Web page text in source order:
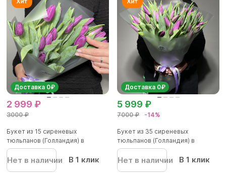
Доставка 0₽
3000 ₽
2 999 ₽
Букет из 15 сиреневых
тюльпанов (Голландия) в
корейской...
Нет в наличии В 1 клик
Доставка 0₽
7000 ₽ -14%
5 999 ₽
Букет из 35 сиреневых
тюльпанов (Голландия) в
корейской...
Нет в наличии В 1 клик